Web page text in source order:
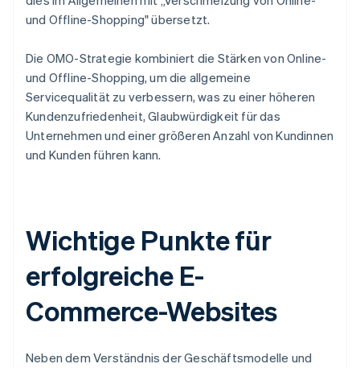
und Offline-Shopping" übersetzt.
Die OMO-Strategie kombiniert die Stärken von Online-
und Offline-Shopping, um die allgemeine
Servicequalität zu verbessern, was zu einer höheren
Kundenzufriedenheit, Glaubwürdigkeit für das
Unternehmen und einer größeren Anzahl von Kundinnen
und Kunden führen kann.
Wichtige Punkte für
erfolgreiche E-
Commerce-Websites
Neben dem Verständnis der Geschäftsmodelle und